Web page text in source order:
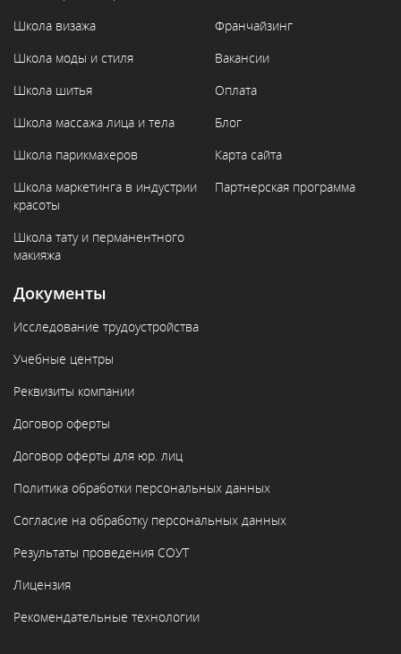
Школа визажа
Школа моды и стиля
Школа шитья
Школа массажа лица и тела
Школа парикмахеров
Школа маркетинга в индустрии
красоты
Школа тату и перманентного
макияжа
Франчайзинг
Вакансии
Оплата
Блог
Карта сайта
Партнерская программа
Документы
Исследование трудоустройства
Учебные центры
Реквизиты компании
Договор оферты
Договор оферты для юр. лиц
Политика обработки персональных данных
Согласие на обработку персональных данных
Результаты проведения СОУТ
Лицензия
Рекомендательные технологии